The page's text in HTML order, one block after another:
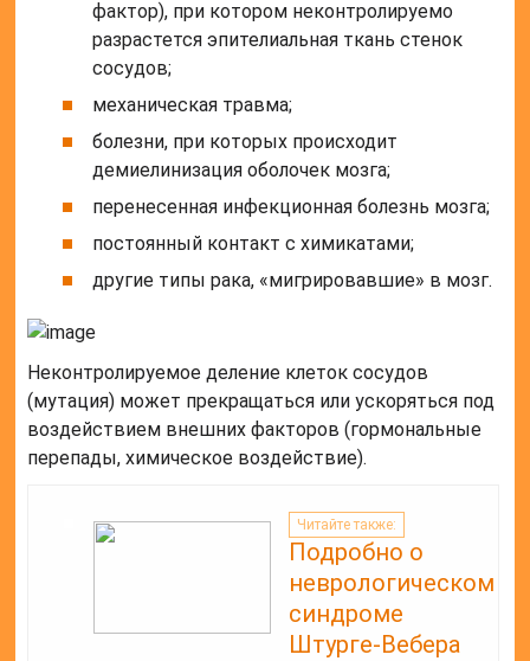
фактор), при котором неконтролируемо
разрастется эпителиальная ткань стенок
сосудов;
механическая травма;
болезни, при которых происходит
демиелинизация оболочек мозга;
перенесенная инфекционная болезнь мозга;
постоянный контакт с химикатами;
другие типы рака, «мигрировавшие» в мозг.
Неконтролируемое деление клеток сосудов
(мутация) может прекращаться или ускоряться под
воздействием внешних факторов (гормональные
перепады, химическое воздействие).
Читайте также:
Подробно о
неврологическом
синдроме
Штурге-Вебера